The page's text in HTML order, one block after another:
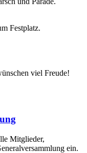
Festplatz.
viel Freude!
Mitglieder,
ein.